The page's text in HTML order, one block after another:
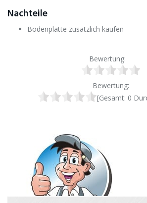
Nachteile
Bodenplatte zusätzlich kaufen
Bewertung:
Bewertung:
[Gesamt: 0